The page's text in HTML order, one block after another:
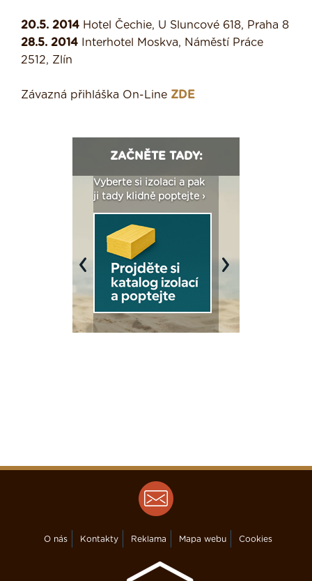
20.5. 2014 Hotel Čechie, U Sluncové 618, Praha 8
28.5. 2014 Interhotel Moskva, Náměstí Práce
2512, Zlín
Závazná přihláška On-Line ZDE
ZAČNĚTE TADY:
Vyberte si izolaci a pak
ji tady klidně poptejte ›
Previous Next
O nás Kontakty Reklama Mapa webu Cookies